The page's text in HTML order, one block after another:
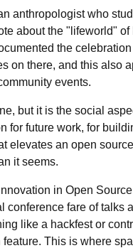
anthropologist who
about the "lifeworld" of
the
on there, and this also
events.
but it is the social
for future work, for
elevates an open
it seems.
in Open
conference fare of talks
like a hackfest or
feature. This is where